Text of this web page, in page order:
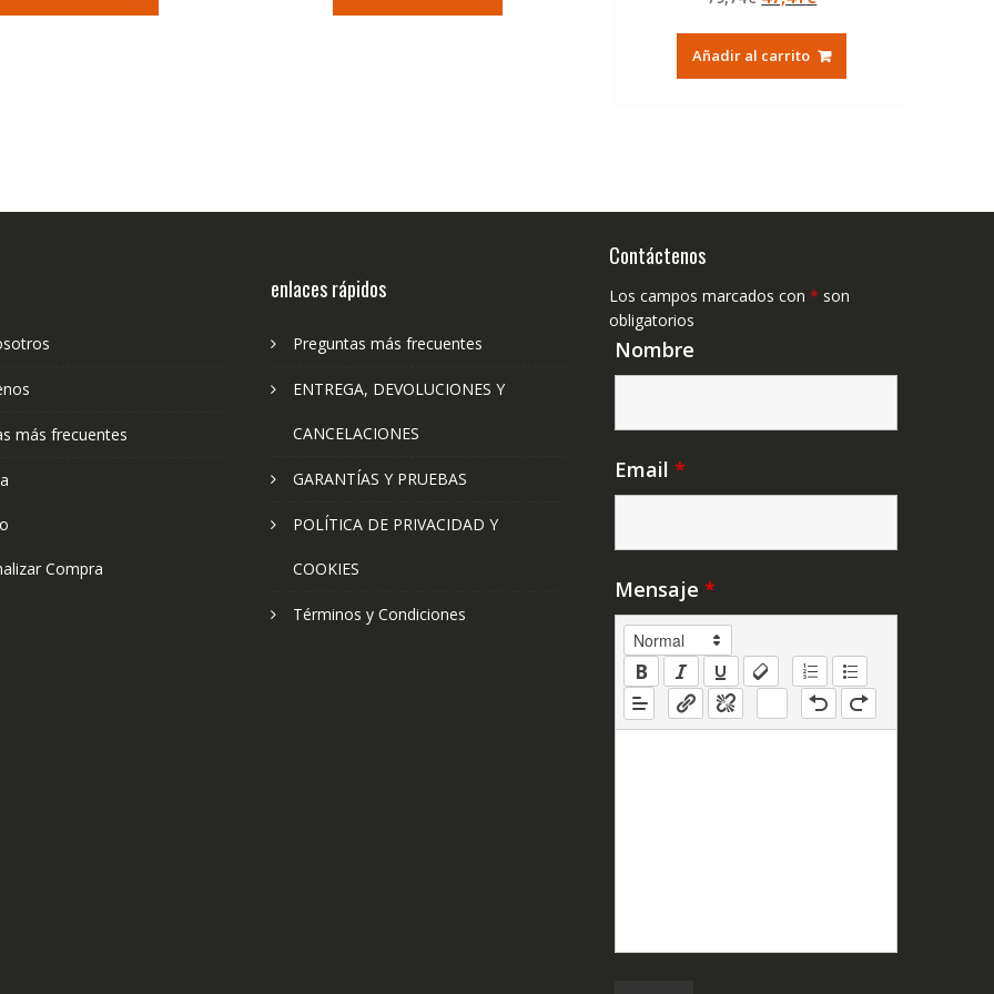
era:
es:
era:
es:
de 5
original
era:
actual
es:
Añadir al carrito
más frecuentes
Compra
enlaces rápidos
Preguntas más frecuentes
ENTREGA, DEVOLUCIONES Y
CANCELACIONES
GARANTÍAS Y PRUEBAS
POLÍTICA DE PRIVACIDAD Y
COOKIES
Términos y Condiciones
Contáctenos
Los campos marcados con * son
obligatorios
Nombre
Email *
Mensaje *